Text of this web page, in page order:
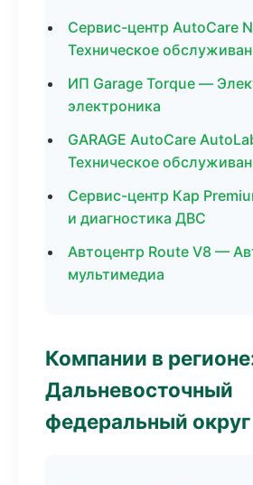
Сервис-центр AutoCare
Техническое
ИП Garage Torque —
электроника
GARAGE AutoCare
Техническое
Сервис-центр Кар
и диагностика ДВС
Автоцентр Route V8 —
мультимедиа
Компании в
Дальневосточный
федеральный округ